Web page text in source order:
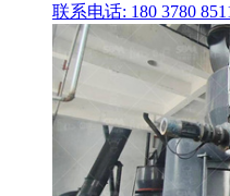
联系电话: 180 3780